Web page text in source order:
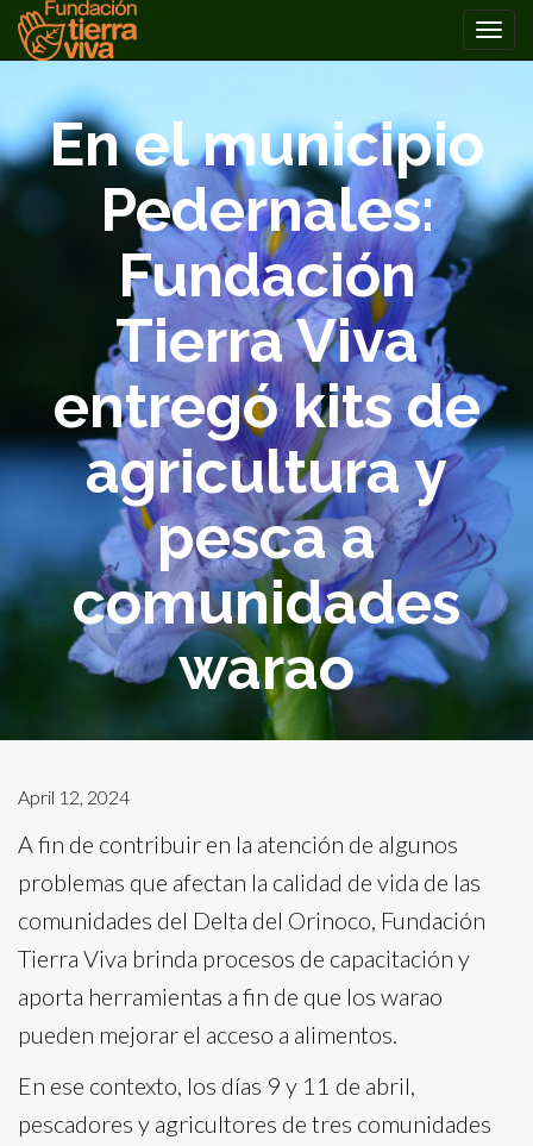
MENU
contentEn el municipio
Pedernales:
Fundación
Tierra Viva
entregó kits de
agricultura y
pesca a
comunidades
warao
April 12, 2024
A fin de contribuir en la atención de algunos
problemas que afectan la calidad de vida de las
comunidades del Delta del Orinoco, Fundación
Tierra Viva brinda procesos de capacitación y
aporta herramientas a fin de que los warao
pueden mejorar el acceso a alimentos.
En ese contexto, los días 9 y 11 de abril,
pescadores y agricultores de tres comunidades